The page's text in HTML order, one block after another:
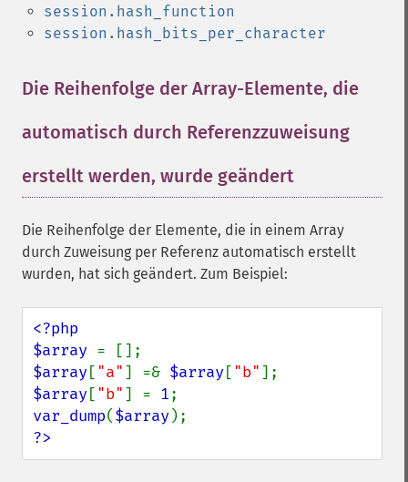
session.hash_function
session.hash_bits_per_character
Die Reihenfolge der Array-Elemente, die
automatisch durch Referenzzuweisung
erstellt werden, wurde geändert
Die Reihenfolge der Elemente, die in einem Array
durch Zuweisung per Referenz automatisch erstellt
wurden, hat sich geändert. Zum Beispiel:
<?php
$array
$array["a"] =& $array["b"
$array["b"] = 1
var_dump($array
?>